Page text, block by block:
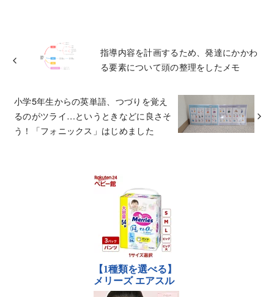
指導内容を計画するため、発達にかかわ
る要素について頭の整理をしたメモ
小学5年生からの英単語、つづりを覚え
るのがツライ…というときなどに良さそ
う！「フォニックス」はじめました